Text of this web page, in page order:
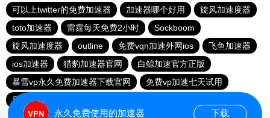
可以上twitter的免费加速器
加速器哪个好用
旋风加速度器
toto加速器
雷霆每天免费2小时
Sockboom
旋风加速度器
outline 免费vqn加速外网ios
飞鱼加速器
ios加速器
猎豹加速器官网
白鲸加速官方正版
暴雪vp永久免费加速器下载官网
免费vp加速七天试用
原子加速器下载
永久免费使用的加速器 下载